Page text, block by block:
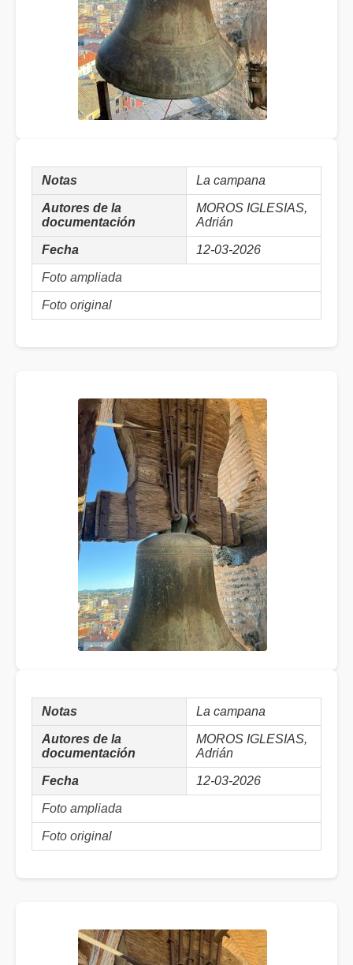
Notas La campana
Autores de la
documentación
MOROS IGLESIAS,
Adrián
Fecha 12-03-2026
Foto ampliada
Foto original
Notas La campana
Autores de la
documentación
MOROS IGLESIAS,
Adrián
Fecha 12-03-2026
Foto ampliada
Foto original